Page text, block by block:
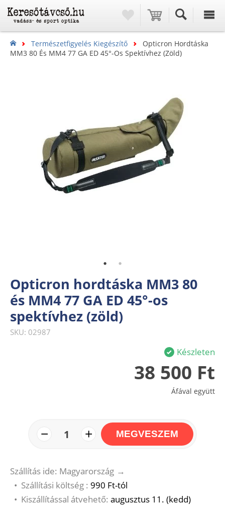
Természetfigyelés Kiegészítő
Opticron Hordtáska
MM3 80 És MM4 77 GA ED 45°-Os Spektívhez (zöld)
Opticron hordtáska MM3 80
és MM4 77 GA ED 45°-os
spektívhez (zöld)
SKU: 02987
Készleten
38 500 Ft
Áfával együtt
− 1 + MEGVESZEM
Szállítás ide: Magyarország →
• Szállítási költség : 990 Ft-tól
• Kiszállítással átvehető: augusztus 11. (kedd)